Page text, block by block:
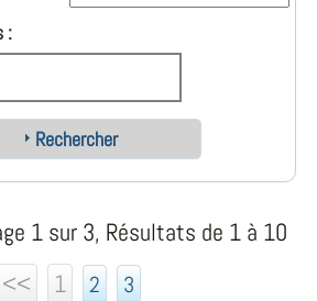
:
Rechercher
1 sur 3, Résultats de 1 à 10
<<
1 2 3